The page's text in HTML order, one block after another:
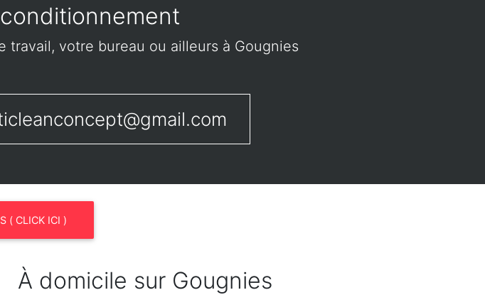
votre bureau ou ailleurs à Gougnies
( CLICK ICI )
À domicile sur Gougnies